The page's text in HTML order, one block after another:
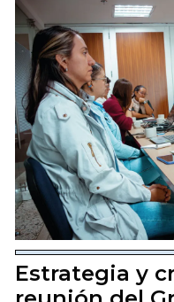
Estrategia y